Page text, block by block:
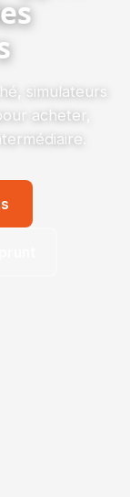
simulateurs
acheter,